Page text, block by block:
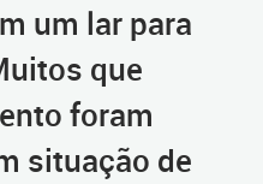
um lar para
que
foram
situação de